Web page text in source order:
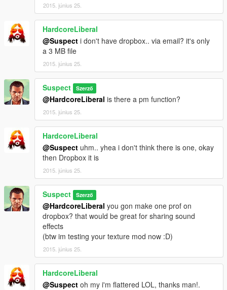
2015. június 25.
HardcoreLiberal
@Suspect i don't have dropbox.. via email? it's only
a 3 MB file
2015. június 25.
Suspect Szerző
@HardcoreLiberal is there a pm function?
2015. június 25.
HardcoreLiberal
@Suspect uhm.. yhea i don't think there is one, okay
then Dropbox it is
2015. június 25.
Suspect Szerző
@HardcoreLiberal you gon make one prof on
dropbox? that would be great for sharing sound
effects
(btw im testing your texture mod now :D)
2015. június 25.
HardcoreLiberal
@Suspect oh my i'm flattered LOL, thanks man!.